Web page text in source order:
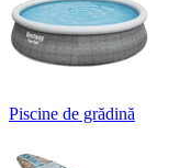
Piscine de grădină